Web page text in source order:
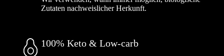
Zutaten nachweislicher Herkunft.
100% Keto & Low-carb